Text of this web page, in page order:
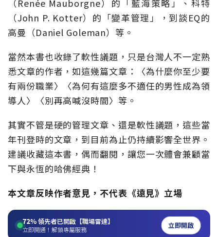
（Renée Mauborgne）的「藍海策略」、科特
（John P. Kotter）的「變革管理」，到談EQ的
高曼（Daniel Goleman）等。
當然本書也收錄了軟性議題，只是台灣人不一定熟
悉文章的作者，如這幾篇文章：〈為什麼你至少要
有兩份職業〉〈為何有這麼多不適任的男性成為領
導人〉〈別再高喊沒時間〉等。
其實不管是硬的管理文章、還是軟性議題，這些當
年刊登時的文章，到目前為止仍持續影響全世界。
建議收藏這本書，偶而翻閱，讓您一次體會兼顧當
下與永恆的哈佛經典！
本文章反映作者意見，不代表《遠見》立場
72%領先者已開啟【職場雷達】
立即開通！解鎖專屬服務 立即開啟